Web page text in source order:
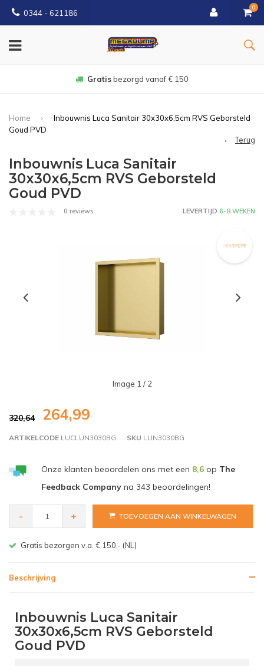
0344 - 621186
0
Gratisbezorgd vanaf € 150
Home
Inbouwnis Luca Sanitair 30x30x6,5cm RVS Geborsteld
Goud PVD
Terug
Inbouwnis Luca Sanitair
30x30x6,5cm RVS Geborsteld
Goud PVD
0 reviews LEVERTIJD 6-8 WEKEN
Image 1 / 2
320,64 264,99
ARTIKELCODE LUCLUN3030BG SKU LUN3030BG
Onze klanten beoordelen ons met een 8,6op The
Feedback Companyna 343 beoordelingen!
- + TOEVOEGEN AAN WINKELWAGEN
Gratis bezorgen v.a. € 150,- (NL)
Beschrijving
Inbouwnis Luca Sanitair
30x30x6,5cm RVS Geborsteld
Goud PVD